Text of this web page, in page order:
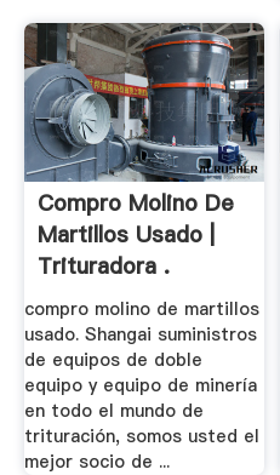
Compro Molino De
Martillos Usado |
Trituradora .
compro molino de martillos
usado. Shangai suministros
de equipos de doble
equipo y equipo de minería
en todo el mundo de
trituración, somos usted el
mejor socio de ...